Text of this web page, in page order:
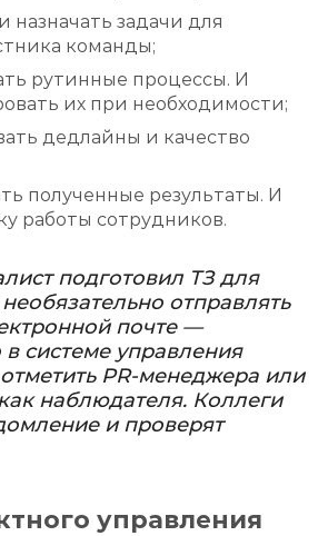
назначать задачи для
команды;
рутинные процессы. И
их при необходимости;
дедлайны и качество
полученные результаты. И
работы сотрудников.
подготовил ТЗ для
отправлять
почте —
в системе управления
PR-менеджера или
наблюдателя. Коллеги
и проверят
управления